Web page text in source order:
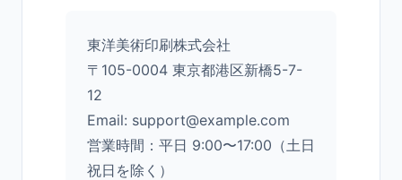
東洋美術印刷株式会社
〒105-0004 東京都港区新橋5-7-
12
Email: support@example.com
営業時間：平日 9:00〜17:00（土日
祝日を除く）